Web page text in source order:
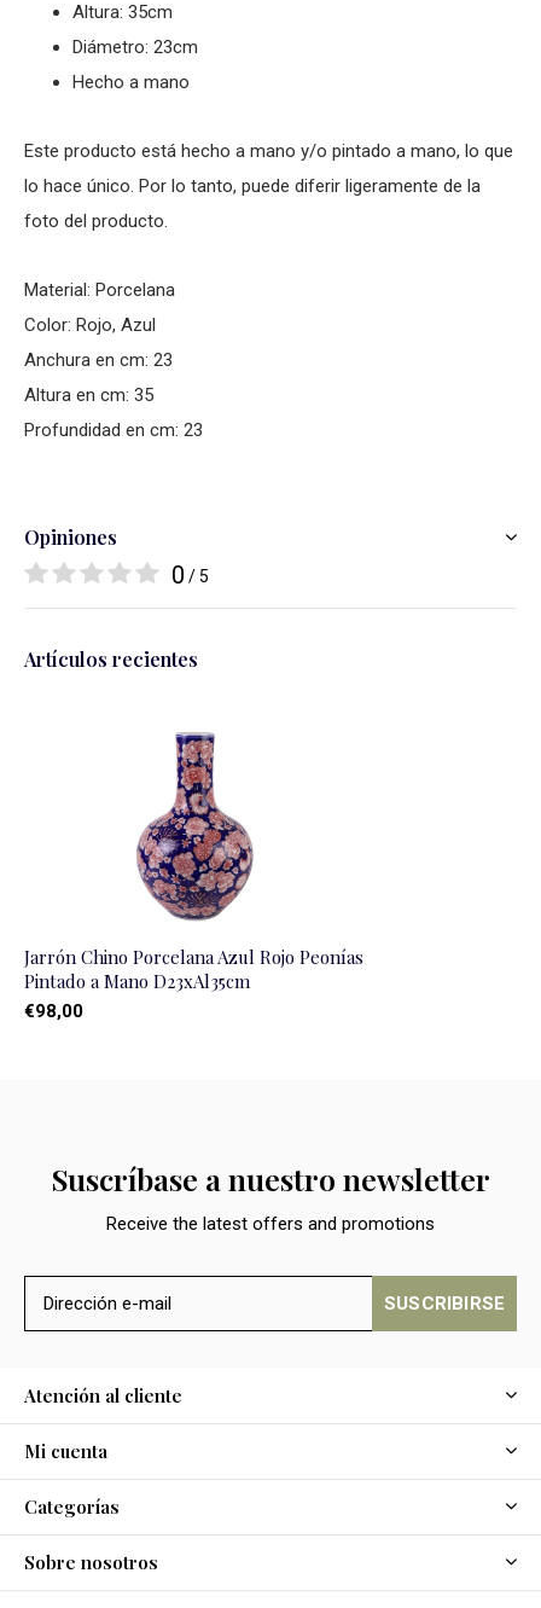
Altura: 35cm
Diámetro: 23cm
Hecho a mano
Este producto está hecho a mano y/o pintado a mano, lo que
lo hace único. Por lo tanto, puede diferir ligeramente de la
foto del producto.
Material: Porcelana
Color: Rojo, Azul
Anchura en cm: 23
Altura en cm: 35
Profundidad en cm: 23
Opiniones
0 / 5
Artículos recientes
Jarrón Chino Porcelana Azul Rojo Peonías
Pintado a Mano D23xAl35cm
€98,00
Suscríbase a nuestro newsletter
Receive the latest offers and promotions
SUSCRIBIRSE
Atención al cliente
Mi cuenta
Categorías
Sobre nosotros